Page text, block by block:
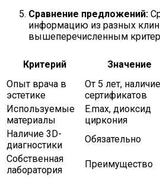
Сравнение предложений:
информацию из разных
вышеперечисленным
Критерий Значение
Опыт врача в
эстетике
От 5 лет, наличие
сертификатов
Используемые
материалы
E.max, диоксид
циркония
Наличие 3D-
диагностики
Обязательно
Собственная
лаборатория
Преимущество